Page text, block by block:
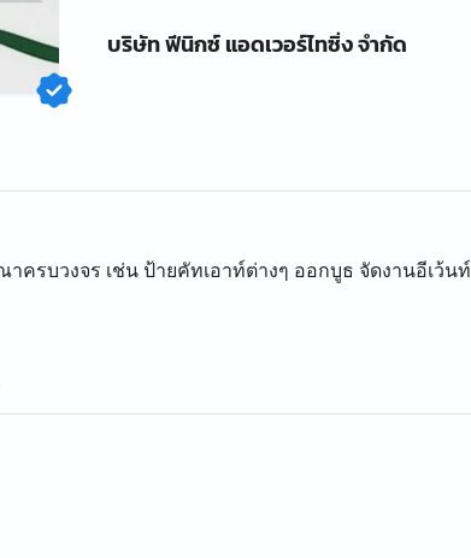
บริษัท ฟีนิกซ์ แอดเวอร์ไทซิ่ง จำกัด
ครบวงจร เช่น ป้ายคัทเอาท์ต่างๆ ออกบูธ จัดงานอีเว้นท์